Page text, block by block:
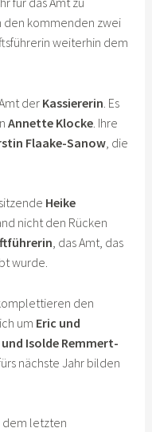
den kommenden zwei
weiterhin dem
der Kassiererin . Es
Annette Klocke . Ihre
Flaake-Sanow , die
Heike
nicht den Rücken
, das Amt, das
wurde.
den
um Eric und
Isolde Remmert-
nächste Jahr bilden
dem letzten